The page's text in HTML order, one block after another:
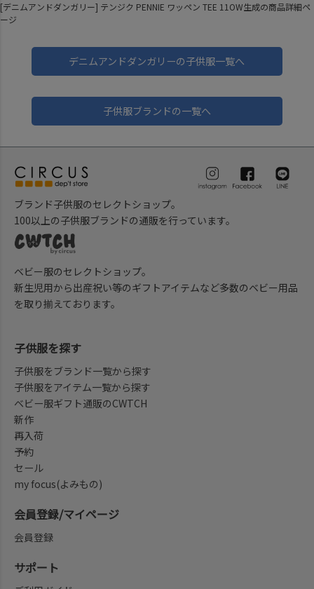
[デニムアンドダンガリー] テンジク PENNIE ワッペン TEE 11OW生成の商品詳細ペ
ージ
デニムアンドダンガリーの子供服一覧へ
子供服ブランドの一覧へ
ブランド子供服のセレクトショップ。
100以上の子供服ブランドの通販を行っています。
ベビー服のセレクトショップ。
新生児用から出産祝い等のギフトアイテムなど多数のベビー用品
を取り揃えております。
子供服を探す
子供服をブランド一覧から探す
子供服をアイテム一覧から探す
ベビー服ギフト通販のCWTCH
新作
再入荷
予約
セール
my focus(よみもの)
会員登録/マイページ
会員登録
サポート